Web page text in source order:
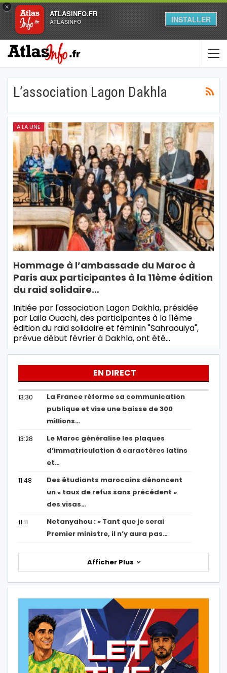
×
ATLASINFO.FR
ATLASINFO INSTALLER
L’association Lagon Dakhla
A LA UNE
Hommage à l’ambassade du Maroc à
Paris aux participantes à la 11ème édition
du raid solidaire…
Initiée par l'association Lagon Dakhla, présidée
par Laila Ouachi, des participantes à la 11ème
édition du raid solidaire et féminin "Sahraouiya",
prévue début février à Dakhla, ont été…
EN DIRECT
13:30
La France réforme sa communication
publique et vise une baisse de 300
millions…
13:28
Le Maroc généralise les plaques
d’immatriculation à caractères latins
et…
11:48
Des étudiants marocains dénoncent
un « taux de refus sans précédent »
des visas…
11:11
Netanyahou : « Tant que je serai
Premier ministre, il n’y aura pas…
Afficher Plus